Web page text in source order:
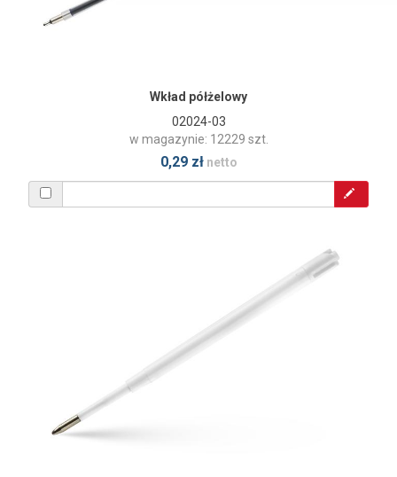
Wkład półżelowy
02024-03
w magazynie: 12229 szt.
0,29 złnetto